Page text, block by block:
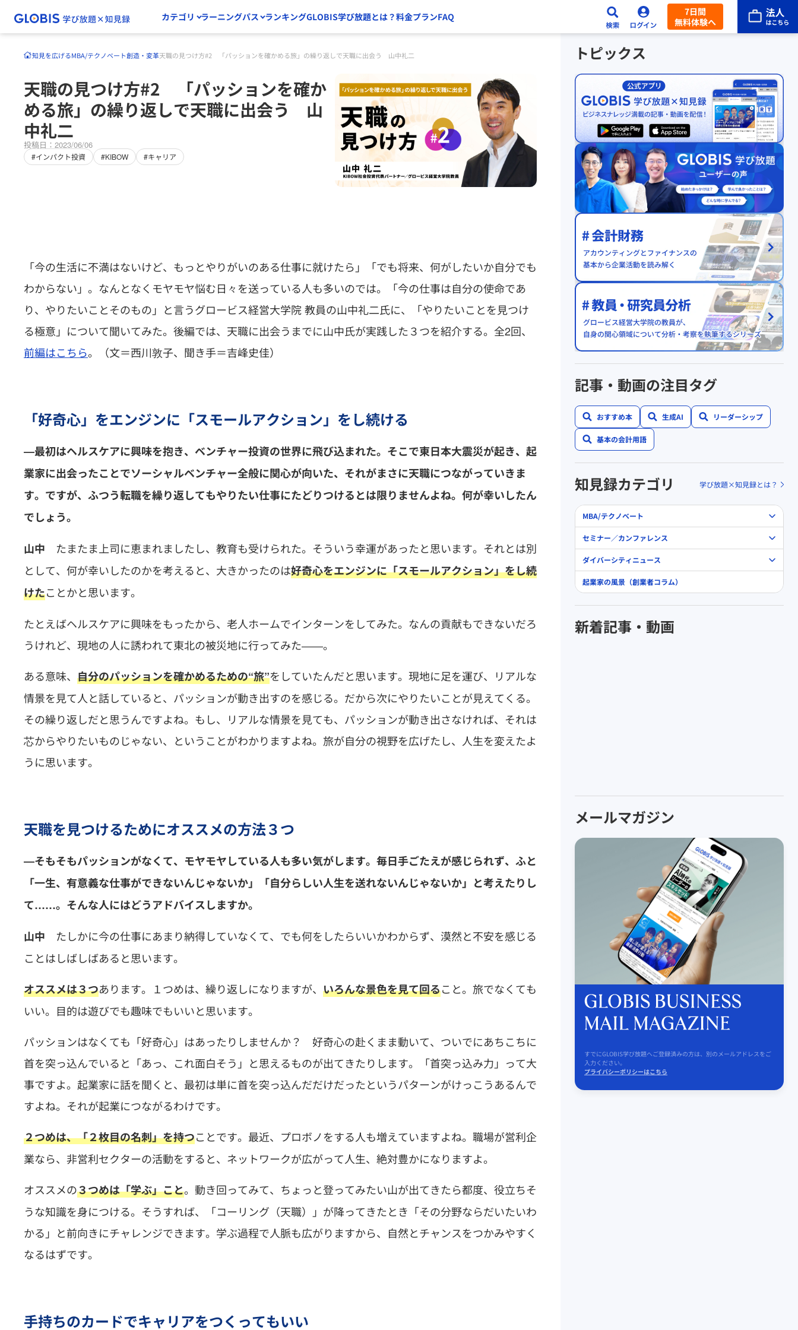
カテゴリ ラーニングパス ランキングGLOBIS学び放題とは？料金プランFAQ
7日間
無料体験へ
知見を広げるMBA/テクノベート創造・変革天職の見つけ方#2 「パッションを確かめる旅」の繰り返しで天職に出会う 山中礼二
天職の見つけ方#2 「パッションを確か
める旅」の繰り返しで天職に出会う 山
中礼二
投稿日：2023/06/06
#インパクト投資 #KIBOW #キャリア
「今の生活に不満はないけど、もっとやりがいのある仕事に就けたら」「でも将来、何がしたいか自分でも
わからない」。なんとなくモヤモヤ悩む日々を送っている人も多いのでは。「今の仕事は自分の使命であ
り、やりたいことそのもの」と言うグロービス経営大学院 教員の山中礼二氏に、「やりたいことを見つけ
る極意」について聞いてみた。後編では、天職に出会うまでに山中氏が実践した３つを紹介する。全2回、
前編はこちら。（文＝西川敦子、聞き手＝吉峰史佳）
「好奇心」をエンジンに「スモールアクション」をし続ける
―最初はヘルスケアに興味を抱き、ベンチャー投資の世界に飛び込まれた。そこで東日本大震災が起き、起
業家に出会ったことでソーシャルベンチャー全般に関心が向いた、それがまさに天職につながっていきま
す。ですが、ふつう転職を繰り返してもやりたい仕事にたどりつけるとは限りませんよね。何が幸いしたん
でしょう。
山中 たまたま上司に恵まれましたし、教育も受けられた。そういう幸運があったと思います。それとは別
として、何が幸いしたのかを考えると、大きかったのは好奇心をエンジンに「スモールアクション」をし続
けたことかと思います。
たとえばヘルスケアに興味をもったから、老人ホームでインターンをしてみた。なんの貢献もできないだろ
うけれど、現地の人に誘われて東北の被災地に行ってみた――。
ある意味、 自分のパッションを確かめるための“旅”をしていたんだと思います。現地に足を運び、リアルな
情景を見て人と話していると、パッションが動き出すのを感じる。だから次にやりたいことが見えてくる。
その繰り返しだと思うんですよね。もし、リアルな情景を見ても、パッションが動き出さなければ、それは
芯からやりたいものじゃない、ということがわかりますよね。旅が自分の視野を広げたし、人生を変えたよ
うに思います。
天職を見つけるためにオススメの方法３つ
―そもそもパッションがなくて、モヤモヤしている人も多い気がします。毎日手ごたえが感じられず、ふと
「一生、有意義な仕事ができないんじゃないか」「自分らしい人生を送れないんじゃないか」と考えたりし
て……。そんな人にはどうアドバイスしますか。
山中 たしかに今の仕事にあまり納得していなくて、でも何をしたらいいかわからず、漠然と不安を感じる
ことはしばしばあると思います。
オススメは３つあります。１つめは、繰り返しになりますが、 いろんな景色を見て回ること。旅でなくても
いい。目的は遊びでも趣味でもいいと思います。
パッションはなくても「好奇心」はあったりしませんか？ 好奇心の赴くまま動いて、ついでにあちこちに
首を突っ込んでいると「あっ、これ面白そう」と思えるものが出てきたりします。「首突っ込み力」って大
事ですよ。起業家に話を聞くと、最初は単に首を突っ込んだだけだったというパターンがけっこうあるんで
すよね。それが起業につながるわけです。
２つめは、「２枚目の名刺」を持つことです。最近、プロボノをする人も増えていますよね。職場が営利企
業なら、非営利セクターの活動をすると、ネットワークが広がって人生、絶対豊かになりますよ。
オススメの３つめは「学ぶ」こと。動き回ってみて、ちょっと登ってみたい山が出てきたら都度、役立ちそ
うな知識を身につける。そうすれば、「コーリング（天職）」が降ってきたとき「その分野ならだいたいわ
かる」と前向きにチャレンジできます。学ぶ過程で人脈も広がりますから、自然とチャンスをつかみやすく
なるはずです。
手持ちのカードでキャリアをつくってもいい
トピックス
記事・動画の注目タグ
おすすめ本 生成AI リーダーシップ
基本の会計用語
知見録カテゴリ 学び放題×知見録とは？
MBA/テクノベート
セミナー／カンファレンス
ダイバーシティニュース
起業家の風景（創業者コラム）
新着記事・動画
メールマガジン
すでにGLOBIS学び放題へご登録済みの方は、別のメールアドレスをご
入力ください。
プライバシーポリシーはこちら